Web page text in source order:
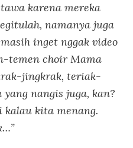
karena mereka
namanya juga
inget nggak video
temen choir Mama
jingkrak, teriak-
nangis juga, kan?
kalau kita menang.